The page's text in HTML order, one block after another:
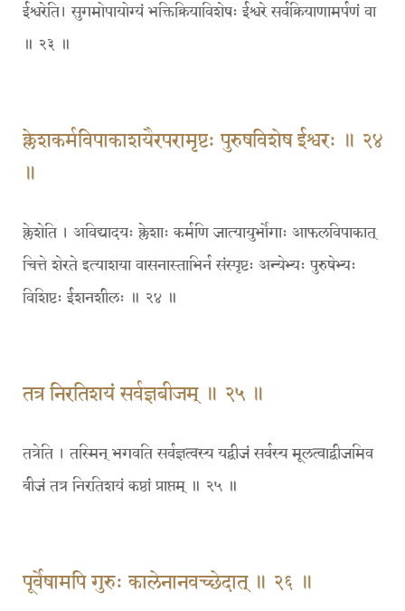
ईश्वरेति। सुगमोपायोग्यं भक्तिक्रियाविशेषः ईश्वरे सर्वक्रियाणामर्पणं वा
॥ २३ ॥
क्लेशकर्मविपाकाशयैरपरामृष्टः पुरुषविशेष ईश्वरः ॥ २४
॥
क्लेशेति । अविद्यादयः क्लेशाः कर्मणि जात्यायुर्भोगाः आफलविपाकात्
चित्ते शेरते इत्याशया वासनास्ताभिर्न संस्पृष्टः अन्येभ्यः पुरुषेभ्यः
विशिष्टः ईशनशीलः ॥ २४ ॥
तत्र निरतिशयं सर्वज्ञबीजम् ॥ २५ ॥
तत्रेति । तस्मिन् भगवति सर्वज्ञत्वस्य यद्बीजं सर्वस्य मूलत्वाद्बीजमिव
बीजं तत्र निरतिशयं कष्ठां प्राप्तम् ॥ २५ ॥
पूर्वेषामपि गुरुः कालेनानवच्छेदात् ॥ २६ ॥